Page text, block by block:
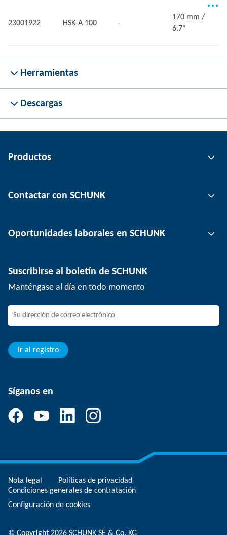
23001922 HSK-A 100 -
170 mm /
6.7"
Herramientas
Descargas
Productos
Tecnología de automatización
Tecnología de sujeción de piezas
Contactar con SCHUNK
Ubicaciones
Eventos
SCHUNK - Sistema de canal de denuncias
Oportunidades laborales en SCHUNK
Trabajar en SCHUNK
Jóvenes profesionales
Aprendiz
Suscribirse al boletín de SCHUNK
Manténgase al día en todo momento
Ir al registro
Síganos en
Nota legal
Políticas de privacidad
Condiciones generales de contratación
Configuración de cookies